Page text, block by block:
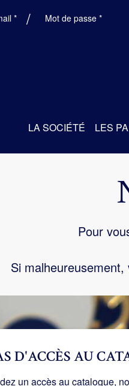
*ObligatoireMot de passe *
LA SOCIÉTÉ LES
Pour
Si
D'ACCÈS AU
un accès au catalogue,